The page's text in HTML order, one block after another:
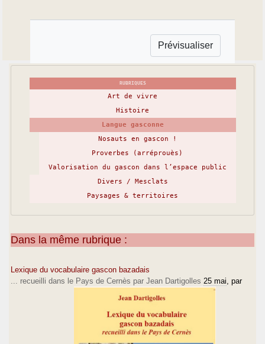
RUBRIQUES
Art de vivre
Histoire
Langue gasconne
Nosauts en gascon !
Proverbes (arréprouès)
Valorisation du gascon dans l’espace public
Divers / Mesclats
Paysages & territoires
Dans la même rubrique :
Lexique du vocabulaire gascon bazadais
... recueilli dans le Pays de Cernès par Jean Dartigolles 25 mai , par